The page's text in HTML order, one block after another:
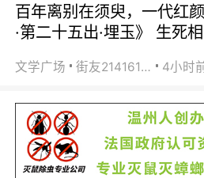
百年离别在须臾，一代红
·第二十五出·埋玉》 生死相
文学广场 街友21416156 4小时